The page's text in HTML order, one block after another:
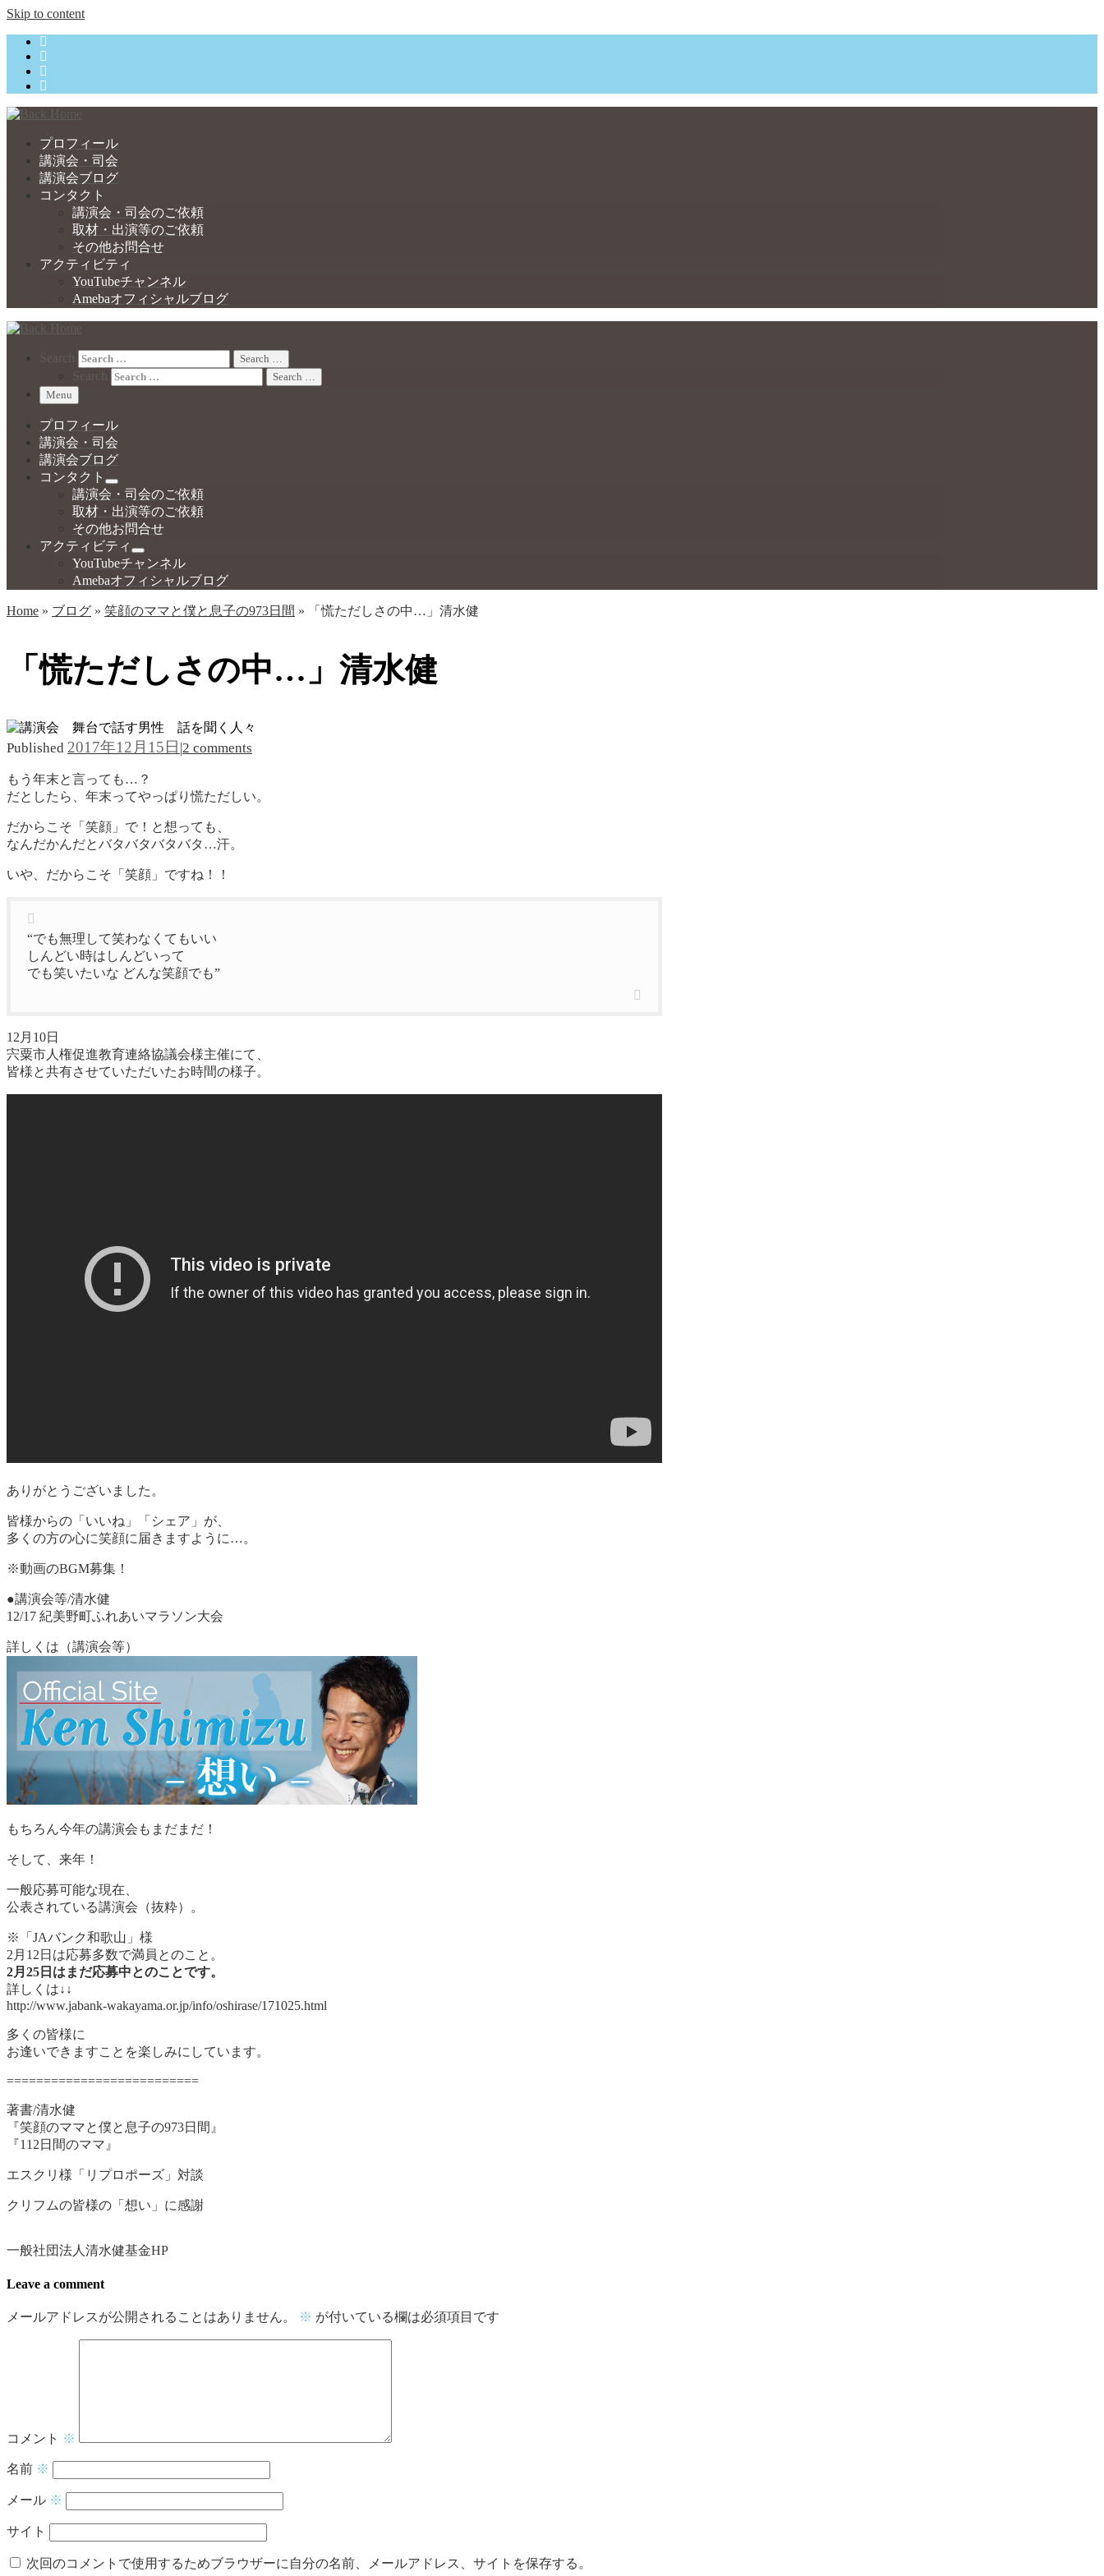
Skip to content
プロフィール
講演会・司会
講演会ブログ
コンタクト
講演会・司会のご依頼
取材・出演等のご依頼
その他お問合せ
アクティビティ
YouTubeチャンネル
Amebaオフィシャルブログ
Search Search …
Search
Search …
Menu
プロフィール
講演会・司会
講演会ブログ
コンタクト
講演会・司会のご依頼
取材・出演等のご依頼
その他お問合せ
アクティビティ
YouTubeチャンネル
Amebaオフィシャルブログ
Home » ブログ » 笑顔のママと僕と息子の973日間 » 「慌ただしさの中…」清水健
「慌ただしさの中…」清水健
Published 2017年12月15日 |2 comments
もう年末と言っても…？
だとしたら、年末ってやっぱり慌ただしい。
だからこそ「笑顔」で！と想っても、
なんだかんだとバタバタバタバタ…汗。
いや、だからこそ「笑顔」ですね！！
“でも無理して笑わなくてもいい
しんどい時はしんどいって
でも笑いたいな どんな笑顔でも”
12月10日
宍粟市人権促進教育連絡協議会様主催にて、
皆様と共有させていただいたお時間の様子。
ありがとうございました。
皆様からの「いいね」「シェア」が、
多くの方の心に笑顔に届きますように…。
※動画のBGM募集！
●講演会等/清水健
12/17 紀美野町ふれあいマラソン大会
詳しくは（講演会等）
もちろん今年の講演会もまだまだ！
そして、来年！
一般応募可能な現在、
公表されている講演会（抜粋）。
※「JAバンク和歌山」様
2月12日は応募多数で満員とのこと。
2月25日はまだ応募中とのことです。
詳しくは↓↓
http://www.jabank-wakayama.or.jp/info/oshirase/171025.html
多くの皆様に
お逢いできますことを楽しみにしています。
==========================
著書/清水健
『笑顔のママと僕と息子の973日間』
『112日間のママ』
エスクリ様「リプロポーズ」対談
クリフムの皆様の「想い」に感謝
一般社団法人清水健基金HP
Leave a comment
メールアドレスが公開されることはありません。 ※ が付いている欄は必須項目です
コメント ※
名前 ※
メール ※
サイト
次回のコメントで使用するためブラウザーに自分の名前、メールアドレス、サイトを保存する。